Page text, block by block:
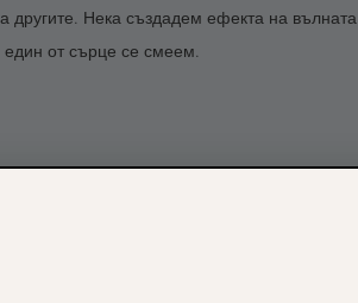
другите. Нека създадем ефекта на
от сърце се смеем.